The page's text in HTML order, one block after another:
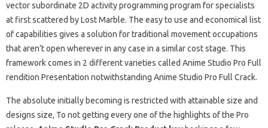
vector subordinate 2D activity programming program for specialists
at first scattered by Lost Marble. The easy to use and economical list
of capabilities gives a solution for traditional movement occupations
that aren’t open wherever in any case in a similar cost stage. This
framework comes in 2 different varieties called Anime Studio Pro Full
rendition Presentation notwithstanding Anime Studio Pro Full Crack.
The absolute initially becoming is restricted with attainable size and
designs size, To not getting every one of the highlights of the Pro